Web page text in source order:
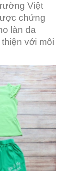
Việt
chứng
làn da
với môi